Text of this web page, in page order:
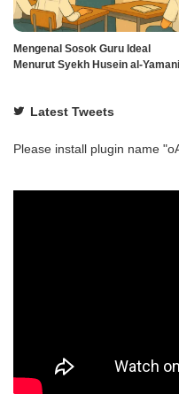
Mengenal Sosok Guru Ideal
Menurut Syekh Husein al-Yamani
Latest Tweets
Please install plugin name